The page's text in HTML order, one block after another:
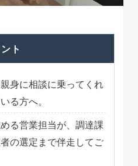
ト
身に相談に乗ってくれ
る方へ。
る営業担当が、調達課
の選定まで伴走してご